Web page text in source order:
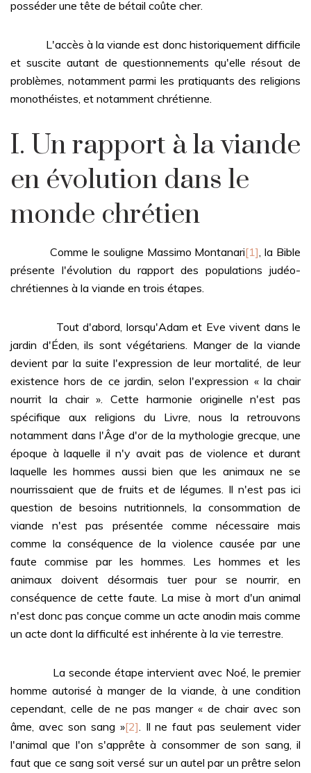
posséder une tête de bétail coûte cher.
L'accès à la viande est donc historiquement difficile
et suscite autant de questionnements qu'elle résout de
problèmes, notamment parmi les pratiquants des religions
monothéistes, et notamment chrétienne.
I. Un rapport à la viande
en évolution dans le
monde chrétien
Comme le souligne Massimo Montanari[1], la Bible
présente l'évolution du rapport des populations judéo-
chrétiennes à la viande en trois étapes.
Tout d'abord, lorsqu'Adam et Eve vivent dans le
jardin d'Éden, ils sont végétariens. Manger de la viande
devient par la suite l'expression de leur mortalité, de leur
existence hors de ce jardin, selon l'expression « la chair
nourrit la chair ». Cette harmonie originelle n'est pas
spécifique aux religions du Livre, nous la retrouvons
notamment dans l'Âge d'or de la mythologie grecque, une
époque à laquelle il n'y avait pas de violence et durant
laquelle les hommes aussi bien que les animaux ne se
nourrissaient que de fruits et de légumes. Il n'est pas ici
question de besoins nutritionnels, la consommation de
viande n'est pas présentée comme nécessaire mais
comme la conséquence de la violence causée par une
faute commise par les hommes. Les hommes et les
animaux doivent désormais tuer pour se nourrir, en
conséquence de cette faute. La mise à mort d'un animal
n'est donc pas conçue comme un acte anodin mais comme
un acte dont la difficulté est inhérente à la vie terrestre.
La seconde étape intervient avec Noé, le premier
homme autorisé à manger de la viande, à une condition
cependant, celle de ne pas manger « de chair avec son
âme, avec son sang »[2]. Il ne faut pas seulement vider
l'animal que l'on s'apprête à consommer de son sang, il
faut que ce sang soit versé sur un autel par un prêtre selon